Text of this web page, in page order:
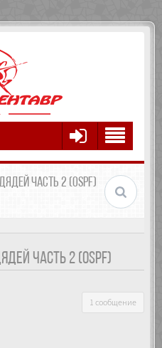
ЧАСТЬ 2 (OSPF)
ЧАСТЬ 2 (OSPF)
1 сообщение